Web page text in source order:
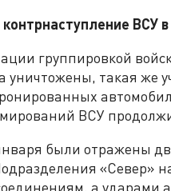
ВСУ
группировкой
уничтожены, такая же
ВСУ
были отражены
«Север»
а ударами